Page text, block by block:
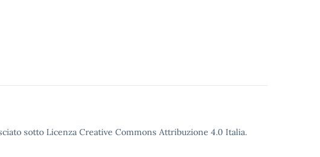
sotto Licenza Creative Commons Attribuzione 4.0 Italia.